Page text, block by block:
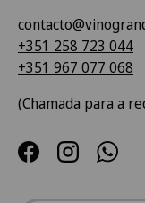
+351 258 723 044
+351 967 077 068
(Chamada para a
FacebookInstagram